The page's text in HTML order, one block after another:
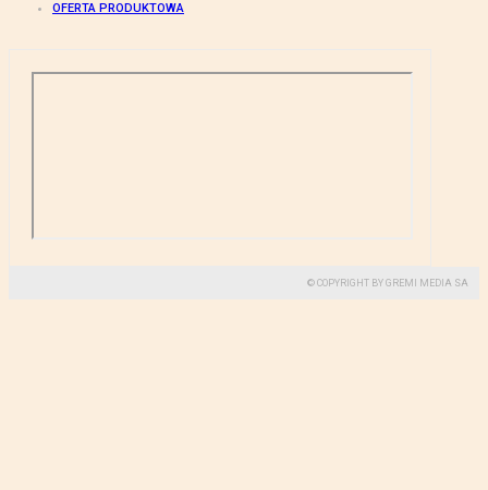
OFERTA PRODUKTOWA
© COPYRIGHT BY GREMI MEDIA SA